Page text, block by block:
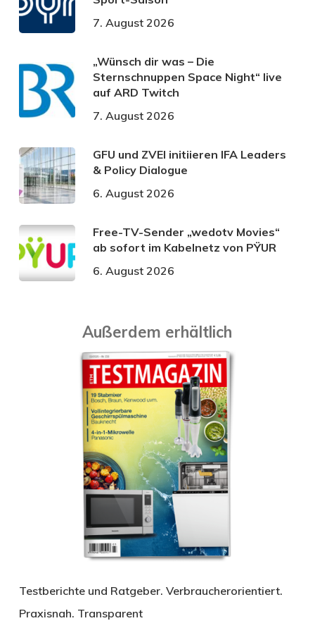
7. August 2026
„Wünsch dir was – Die
Sternschnuppen Space Night“ live
auf ARD Twitch
7. August 2026
GFU und ZVEI initiieren IFA Leaders
& Policy Dialogue
6. August 2026
Free-TV-Sender „wedotv Movies“
ab sofort im Kabelnetz von PŸUR
6. August 2026
Außerdem erhältlich
Testberichte und Ratgeber. Verbraucherorientiert.
Praxisnah. Transparent